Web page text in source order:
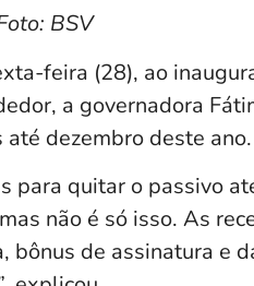
BSV
feira (28), ao
a governadora
dezembro deste ano.
para quitar o passivo
não é só isso. As
bônus de assinatura e